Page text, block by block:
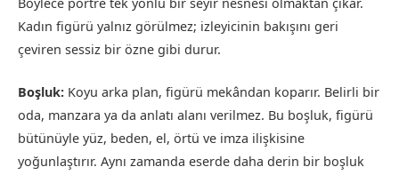
Kadın figürü yalnız görülmez; izleyicinin bakışını geri
çeviren sessiz bir özne gibi durur.
Boşluk: Koyu arka plan, figürü mekândan koparır. Belirli bir
oda, manzara ya da anlatı alanı verilmez. Bu boşluk, figürü
bütünüyle yüz, beden, el, örtü ve imza ilişkisine
yoğunlaştırır. Aynı zamanda eserde daha derin bir boşluk